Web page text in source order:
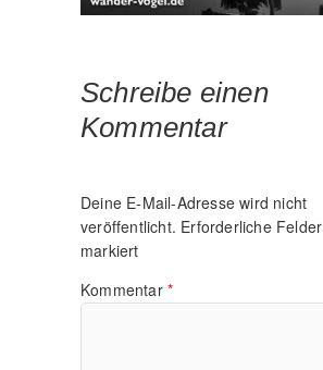
Schreibe einen
Kommentar
Deine E-Mail-Adresse wird nicht
veröffentlicht. Erforderliche
markiert
Kommentar *